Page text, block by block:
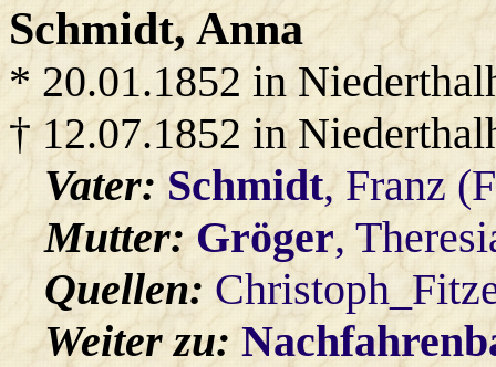
Schmidt, Anna
* 20.01.1852 in
† 12.07.1852 in
Vater:Schmidt, Franz
Mutter:Gröger,
Quellen:
Weiter zu: